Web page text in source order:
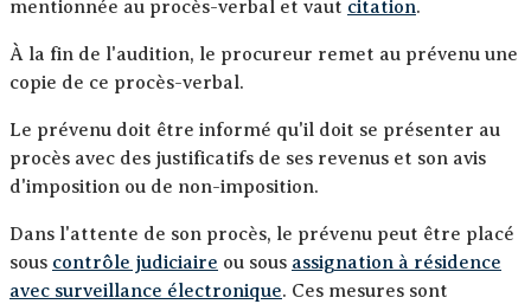
mentionnée au procès-verbal et vaut citation.
À la fin de l'audition, le procureur remet au prévenu une
copie de ce procès-verbal.
Le prévenu doit être informé qu'il doit se présenter au
procès avec des justificatifs de ses revenus et son avis
d'imposition ou de non-imposition.
Dans l'attente de son procès, le prévenu peut être placé
sous contrôle judiciaire ou sous assignation à résidence
avec surveillance électronique. Ces mesures sont